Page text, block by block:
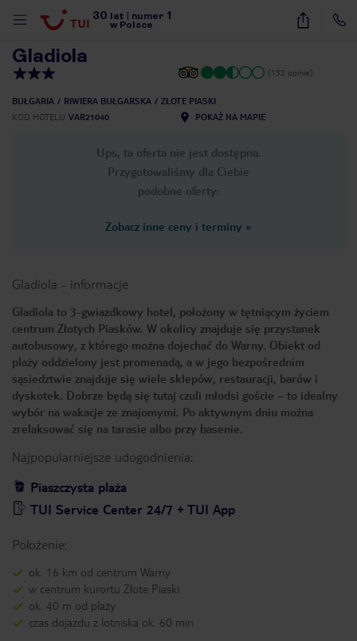
30 lat numer 1
w Polsce
10
Gladiola
(132 opinie)
BUŁGARIA RIWIERA BUŁGARSKA
ZŁOTE PIASKI
KOD HOTELU VAR21040 POKAŻ NA MAPIE
Ups, ta oferta nie jest dostępna.
Przygotowaliśmy dla Ciebie
podobne oferty:
Zobacz inne ceny i terminy »
Gladiola - informacje
Gladiola to 3-gwiazdkowy hotel, położony w tętniącym życiem
centrum Złotych Piasków. W okolicy znajduje się przystanek
autobusowy, z którego można dojechać do Warny. Obiekt od
plaży oddzielony jest promenadą, a w jego bezpośrednim
sąsiedztwie znajduje się wiele sklepów, restauracji, barów i
dyskotek. Dobrze będą się tutaj czuli młodsi goście – to idealny
wybór na wakacje ze znajomymi. Po aktywnym dniu można
zrelaksować się na tarasie albo przy basenie.
Najpopularniejsze udogodnienia:
Piaszczysta plaża
TUI Service Center 24/7 + TUI App
Położenie:
ok. 16 km od centrum Warny
w centrum kurortu Złote Piaski
ok. 40 m od plaży
czas dojazdu z lotniska ok. 60 min